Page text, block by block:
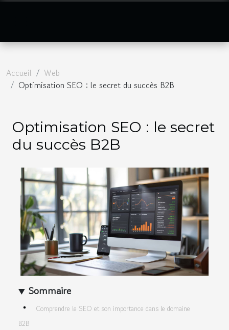
Accueil
Web
Optimisation SEO : le secret du succès B2B
Optimisation SEO : le secret
du succès B2B
Sommaire
Comprendre le SEO et son importance dans le domaine
B2B